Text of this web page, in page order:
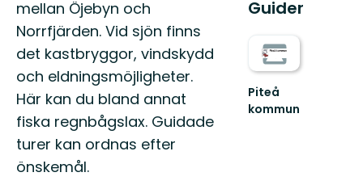
mellan Öjebyn och
Norrfjärden. Vid sjön finns
det kastbryggor, vindskydd
och eldningsmöjligheter.
Här kan du bland annat
fiska regnbågslax. Guidade
turer kan ordnas efter
önskemål.
Guider
Piteå
kommun